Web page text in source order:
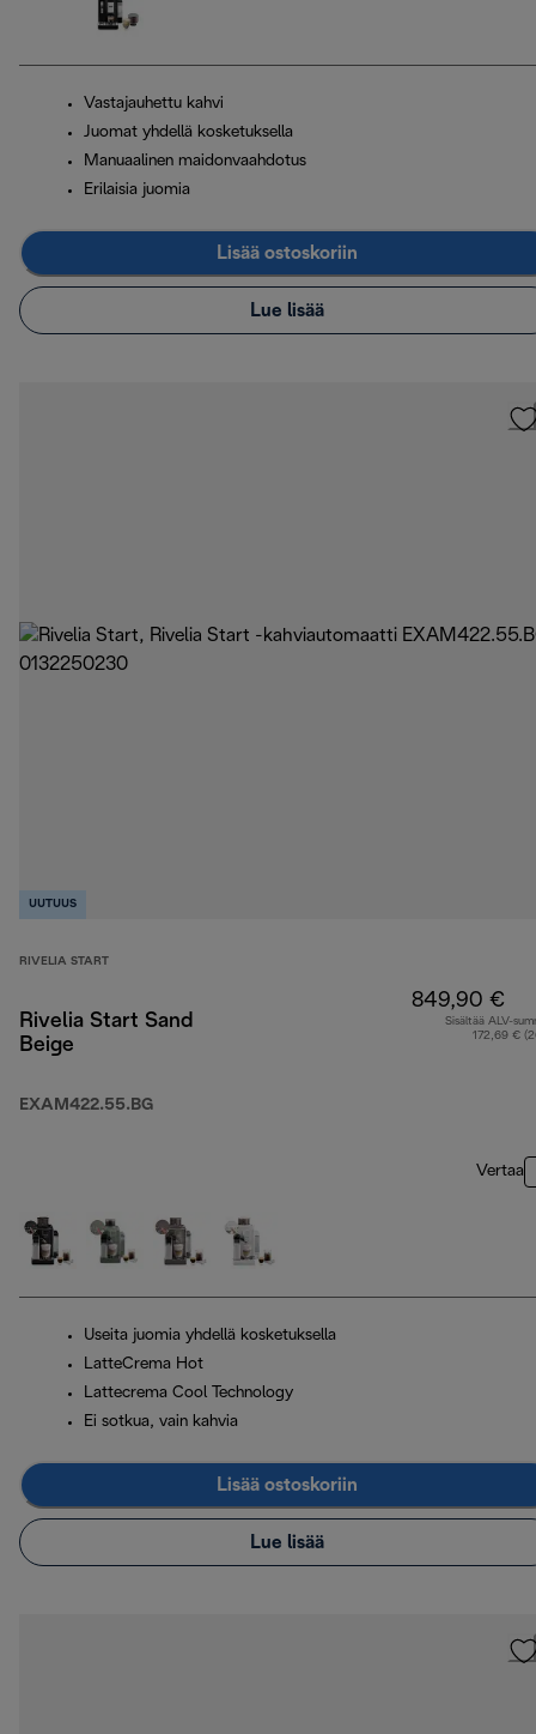
Vastajauhettu kahvi
Juomat yhdellä kosketuksella
Manuaalinen maidonvaahdotus
Erilaisia juomia
Lisää ostoskoriin
Lue lisää
UUTUUS
RIVELIA START
Rivelia Start Sand
Beige
EXAM422.55.BG
849,90 €
Sisältää ALV-
172,69 €
Vertaa
Useita juomia yhdellä kosketuksella
LatteCrema Hot
Lattecrema Cool Technology
Ei sotkua, vain kahvia
Lisää ostoskoriin
Lue lisää